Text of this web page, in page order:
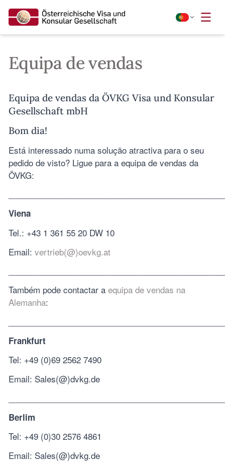
Equipa de vendas
Equipa de vendas da ÖVKG Visa und Konsular
Gesellschaft mbH
Bom dia!
Está interessado numa solução atractiva para o seu
pedido de visto? Ligue para a equipa de vendas da
ÖVKG:
Viena
Tel.: +43 1 361 55 20 DW 10
Email: vertrieb(@)oevkg.at
Também pode contactar a equipa de vendas na
Alemanha:
Frankfurt
Tel: +49 (0)69 2562 7490
Email: Sales(@)dvkg.de
Berlim
Tel: +49 (0)30 2576 4861
Email: Sales(@)dvkg.de